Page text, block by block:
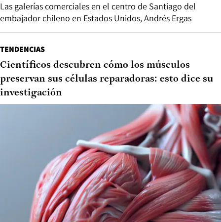
Las galerías comerciales en el centro de Santiago del
embajador chileno en Estados Unidos, Andrés Ergas
TENDENCIAS
Científicos descubren cómo los músculos
preservan sus células reparadoras: esto dice su
investigación